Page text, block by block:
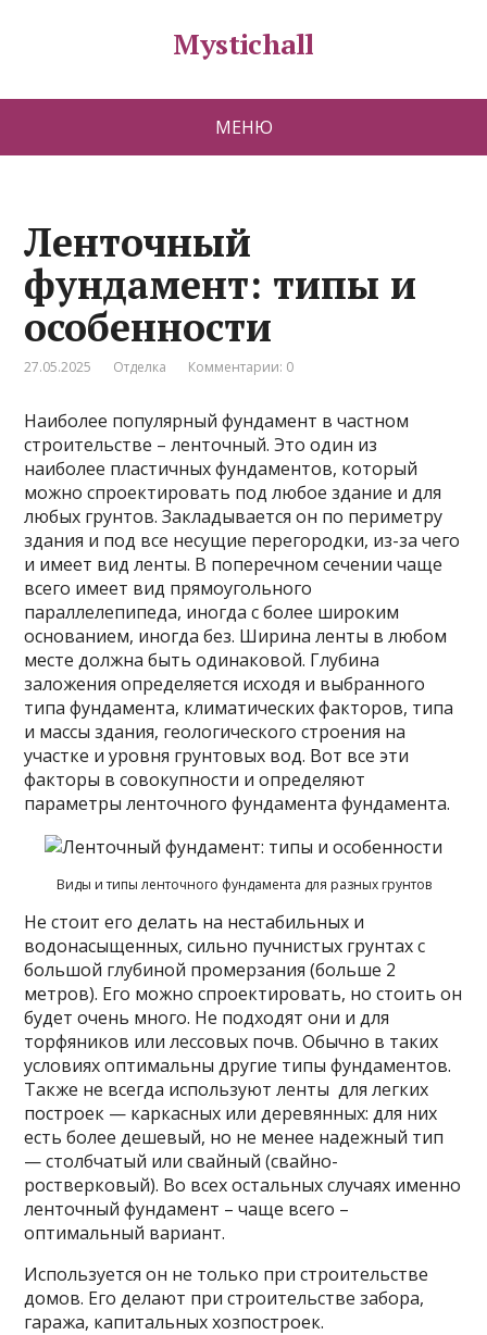
Mystichall
МЕНЮ
Ленточный
фундамент: типы и
особенности
27.05.2025 Отделка Комментарии: 0
Наиболее популярный фундамент в частном
строительстве – ленточный. Это один из
наиболее пластичных фундаментов, который
можно спроектировать под любое здание и для
любых грунтов. Закладывается он по периметру
здания и под все несущие перегородки, из-за чего
и имеет вид ленты. В поперечном сечении чаще
всего имеет вид прямоугольного
параллелепипеда, иногда с более широким
основанием, иногда без. Ширина ленты в любом
месте должна быть одинаковой. Глубина
заложения определяется исходя и выбранного
типа фундамента, климатических факторов, типа
и массы здания, геологического строения на
участке и уровня грунтовых вод. Вот все эти
факторы в совокупности и определяют
параметры ленточного фундамента фундамента.
Виды и типы ленточного фундамента для разных грунтов
Не стоит его делать на нестабильных и
водонасыщенных, сильно пучнистых грунтах с
большой глубиной промерзания (больше 2
метров). Его можно спроектировать, но стоить он
будет очень много. Не подходят они и для
торфяников или лессовых почв. Обычно в таких
условиях оптимальны другие типы фундаментов.
Также не всегда используют ленты для легких
построек — каркасных или деревянных: для них
есть более дешевый, но не менее надежный тип
— столбчатый или свайный (свайно-
ростверковый). Во всех остальных случаях именно
ленточный фундамент – чаще всего –
оптимальный вариант.
Используется он не только при строительстве
домов. Его делают при строительстве забора,
гаража, капитальных хозпостроек.